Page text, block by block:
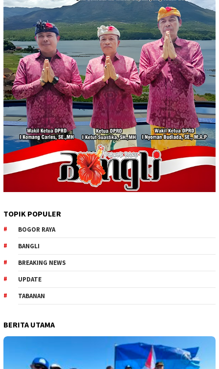
TOPIK POPULER
BOGOR RAYA
BANGLI
BREAKING NEWS
UPDATE
TABANAN
BERITA UTAMA